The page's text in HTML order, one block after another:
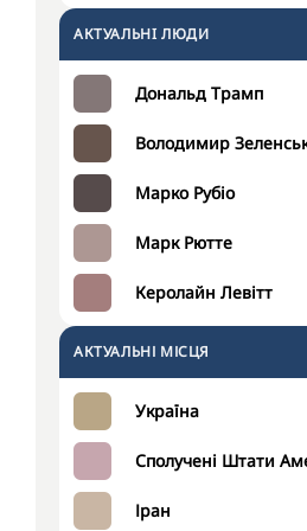
АКТУАЛЬНI ЛЮДИ
Дональд Трамп
Володимир
Марко Рубіо
Марк Рютте
Керолайн Левітт
АКТУАЛЬНІ МІСЦЯ
Україна
Сполучені Штати
Іран